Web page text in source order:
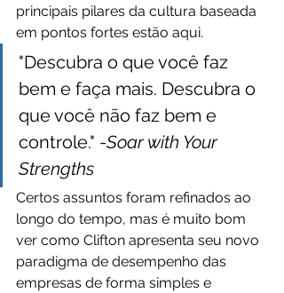
principais pilares da cultura baseada
em pontos fortes estão aqui.
"Descubra o que você faz
bem e faça mais. Descubra o
que você não faz bem e
controle." -Soar with Your
Strengths
Certos assuntos foram refinados ao
longo do tempo, mas é muito bom
ver como Clifton apresenta seu novo
paradigma de desempenho das
empresas de forma simples e